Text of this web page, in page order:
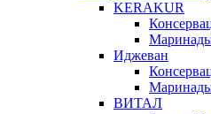
KERAKUR
Иджеван
ВИТАЛ